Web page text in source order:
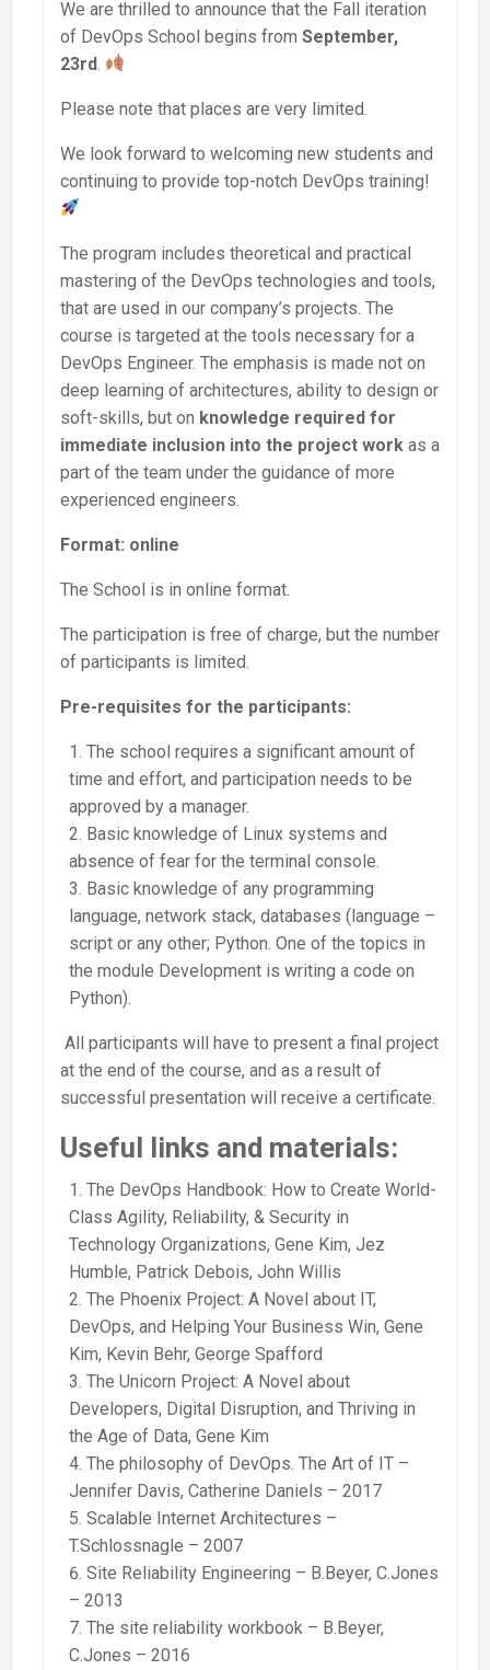
We are thrilled to announce that the Fall iteration
of DevOps School begins from September,
23rd
Please note that places are very limited.
We look forward to welcoming new students and
continuing to provide top-notch DevOps training!
The program includes theoretical and practical
mastering of the DevOps technologies and tools,
that are used in our company’s projects. The
course is targeted at the tools necessary for a
DevOps Engineer. The emphasis is made not on
deep learning of architectures, ability to design or
soft-skills, but on knowledge required for
immediate inclusion into the project work as a
part of the team under the guidance of more
experienced engineers.
Format: online
The School is in online format.
The participation is free of charge, but the number
of participants is limited.
Pre-requisites for the participants:
The school requires a significant amount of
time and effort, and participation needs to be
approved by a manager.
Basic knowledge of Linux systems and
absence of fear for the terminal console.
Basic knowledge of any programming
language, network stack, databases (language –
script or any other; Python. One of the topics in
the module Development is writing a code on
Python).
All participants will have to present a final project
at the end of the course, and as a result of
successful presentation will receive a certificate.
Useful links and materials:
The DevOps Handbook: How to Create World-
Class Agility, Reliability, & Security in
Technology Organizations, Gene Kim, Jez
Humble, Patrick Debois, John Willis
The Phoenix Project: A Novel about IT,
DevOps, and Helping Your Business Win, Gene
Kim, Kevin Behr, George Spafford
The Unicorn Project: A Novel about
Developers, Digital Disruption, and Thriving in
the Age of Data, Gene Kim
The philosophy of DevOps. The Art of IT –
Jennifer Davis, Catherine Daniels – 2017
Scalable Internet Architectures –
T.Schlossnagle – 2007
Site Reliability Engineering – B.Beyer, C.Jones
– 2013
The site reliability workbook – B.Beyer,
C.Jones – 2016